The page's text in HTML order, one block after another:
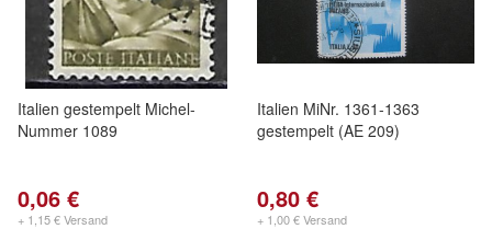
Italien gestempelt Michel-
Nummer 1089
0,06 €
+ 1,15 € Versand
Italien MiNr. 1361-1363
gestempelt (AE 209)
0,80 €
+ 1,00 € Versand